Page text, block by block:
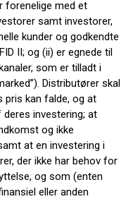
forenelige med et
samt investorer,
kunder og godkendte
II; og (ii) er egnede til
som er tilladt i
Distributører skal
kan falde, og at
investering; at
og ikke
at en investering i
der ikke har behov for
og som (enten
eller anden